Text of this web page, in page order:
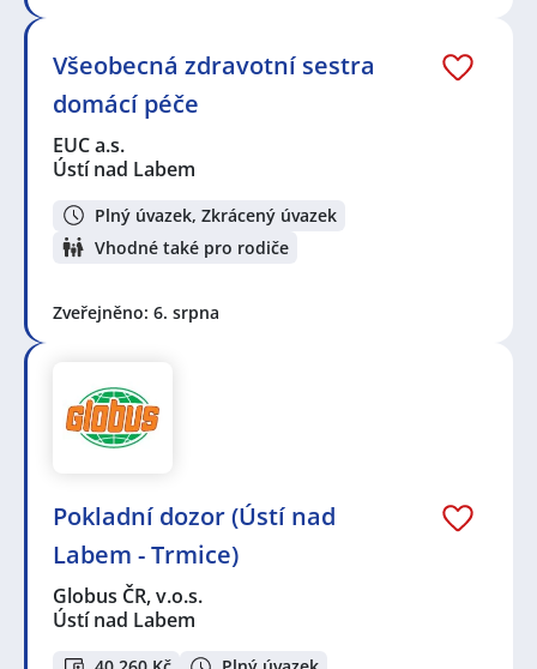
Všeobecná zdravotní sestra
domácí péče
EUC a.s.
Ústí nad Labem
Plný úvazek, Zkrácený úvazek
Vhodné také pro rodiče
Zveřejněno: 6. srpna
Pokladní dozor (Ústí nad
Labem - Trmice)
Globus ČR, v.o.s.
Ústí nad Labem